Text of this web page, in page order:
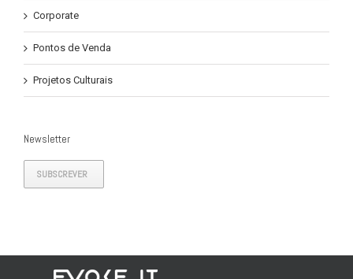
Corporate
Pontos de Venda
Projetos Culturais
Newsletter
SUBSCREVER